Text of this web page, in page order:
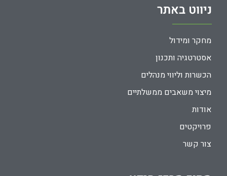
ניווט באתר
מחקר ומידול
אסטרטגיה ותכנון
הכשרות וליווי מנהלים
מיצוי משאבים ממשלתיים
אודות
פרויקטים
צור קשר